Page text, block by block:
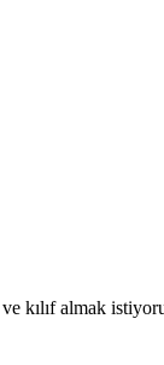
kılıf almak